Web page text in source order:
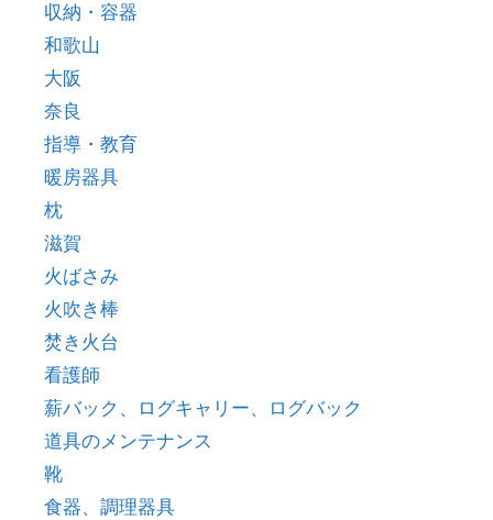
収納・容器
和歌山
大阪
奈良
指導・教育
暖房器具
枕
滋賀
火ばさみ
火吹き棒
焚き火台
看護師
薪バック、ログキャリー、ログバック
道具のメンテナンス
靴
食器、調理器具